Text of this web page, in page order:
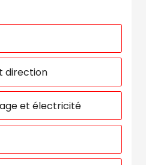
direction
et électricité